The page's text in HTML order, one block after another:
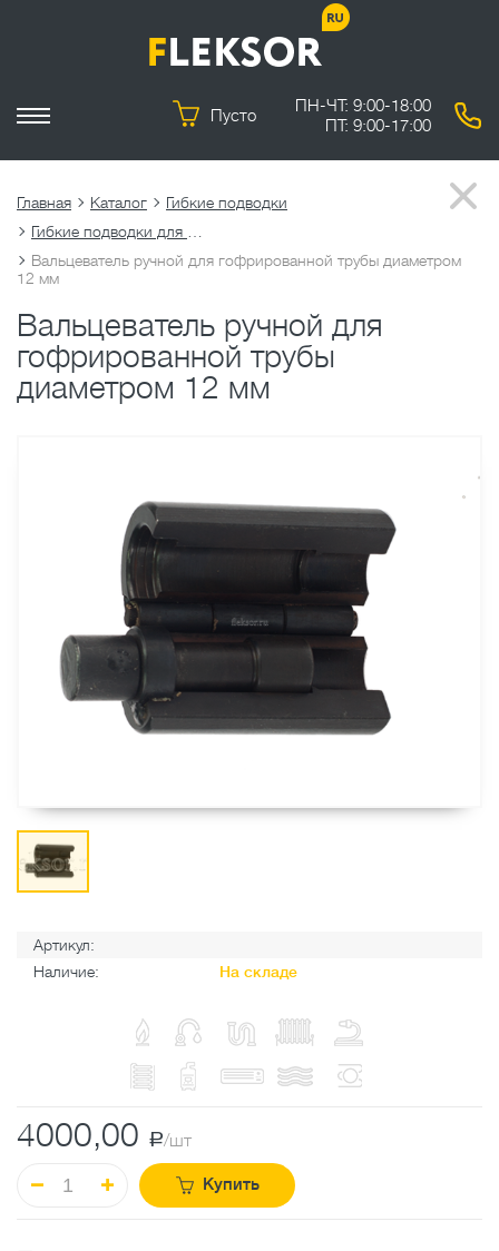
Пусто
ПН-ЧТ: 9:00-18:00
ПТ: 9:00-17:00
Главная Каталог
Гибкие подводки
Вальцеватель ручной для гофрированной трубы диаметром
12 мм
Вальцеватель ручной для
гофрированной трубы
диаметром 12 мм
Артикул:
Наличие:
На складе
4000,00 a/шт
Купить